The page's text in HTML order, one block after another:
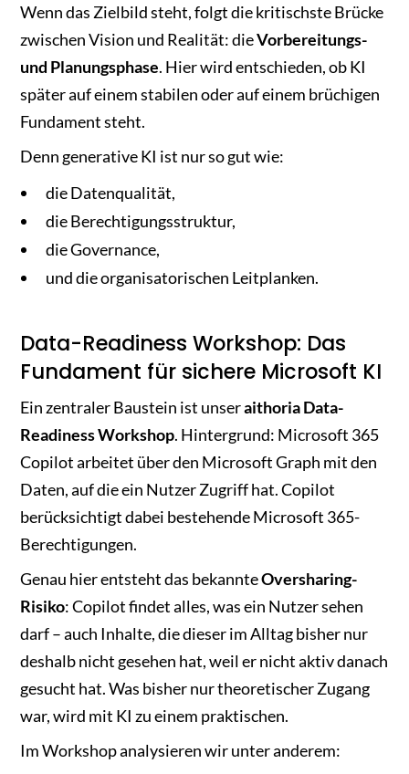
Wenn das Zielbild steht, folgt die kritischste Brücke
zwischen Vision und Realität: dieVorbereitungs-
und Planungsphase. Hier wird entschieden, ob KI
später auf einem stabilen oder auf einem brüchigen
Fundament steht.
Denn generative KI ist nur so gut wie:
die Datenqualität,
die Berechtigungsstruktur,
die Governance,
und die organisatorischen Leitplanken.
Data-Readiness Workshop: Das
Fundament für sichere Microsoft KI
Ein zentraler Baustein ist unseraithoria Data-
Readiness Workshop. Hintergrund: Microsoft 365
Copilot arbeitet über den Microsoft Graph mit den
Daten, auf die ein Nutzer Zugriff hat. Copilot
berücksichtigt dabei bestehende Microsoft 365-
Berechtigungen.
Genau hier entsteht das bekannteOversharing-
Risiko: Copilot findet alles, was ein Nutzer sehen
darf – auch Inhalte, die dieser im Alltag bisher nur
deshalb nicht gesehen hat, weil er nicht aktiv danach
gesucht hat. Was bisher nur theoretischer Zugang
war, wird mit KI zu einem praktischen.
Im Workshop analysieren wir unter anderem: